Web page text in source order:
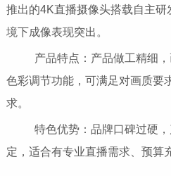
推出的4K直播摄像头搭载自主
境下成像表现突出。
产品特点：产品做工精细，
色彩调节功能，可满足对画质要
求。
特色优势：品牌口碑过硬，
定，适合有专业直播需求、预算